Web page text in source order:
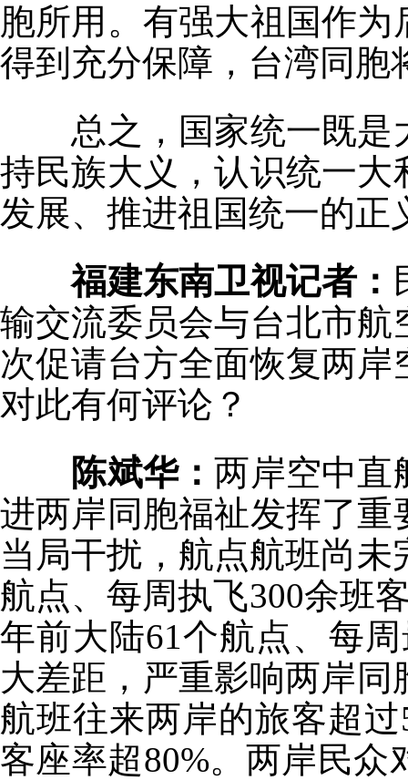
胞所用。有强大祖国作
得到充分保障，台湾同胞
总之，国家统一既是
持民族大义，认识统一
发展、推进祖国统一的正
福建东南卫视记者：
输交流委员会与台北市
次促请台方全面恢复两
对此有何评论？
陈斌华：两岸空中直
进两岸同胞福祉发挥了
当局干扰，航点航班尚未
航点、每周执飞300余班
年前大陆61个航点、每
大差距，严重影响两岸同
航班往来两岸的旅客超
客座率超80%。两岸民